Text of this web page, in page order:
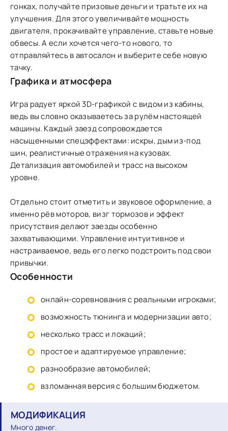
гонках, получайте призовые деньги и тратьте их на
улучшения. Для этого увеличивайте мощность
двигателя, прокачивайте управление, ставьте новые
обвесы. А если хочется чего-то нового, то
отправляйтесь в автосалон и выберите себе новую
тачку.
Графика и атмосфера
Игра радует яркой 3D-графикой с видом из кабины,
ведь вы словно оказываетесь за рулём настоящей
машины. Каждый заезд сопровождается
насыщенными спецэффектами: искры, дым из-под
шин, реалистичные отражения на кузовах.
Детализация автомобилей и трасс на высоком
уровне.
Отдельно стоит отметить и звуковое оформление, а
именно рёв моторов, визг тормозов и эффект
присутствия делают заезды особенно
захватывающими. Управление интуитивное и
настраиваемое, ведь его легко подстроить под свои
привычки.
Особенности
онлайн-соревнования с реальными игроками;
возможность тюнинга и модернизации авто;
несколько трасс и локаций;
простое и адаптируемое управление;
разнообразие автомобилей;
взломанная версия с большим бюджетом.
МОДИФИКАЦИЯ
Много денег.